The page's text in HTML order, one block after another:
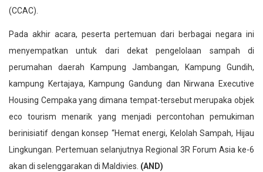
(CCAC).
Pada akhir acara, peserta pertemuan dari berbagai negara ini
menyempatkan untuk dari dekat pengelolaan sampah di
perumahan daerah Kampung Jambangan, Kampung Gundih,
kampung Kertajaya, Kampung Gandung dan Nirwana Executive
Housing Cempaka yang dimana tempat-tersebut merupaka objek
eco tourism menarik yang menjadi percontohan pemukiman
berinisiatif dengan konsep “Hemat energi, Kelolah Sampah, Hijau
Lingkungan. Pertemuan selanjutnya Regional 3R Forum Asia ke-6
akan di selenggarakan di Maldivies. (AND)